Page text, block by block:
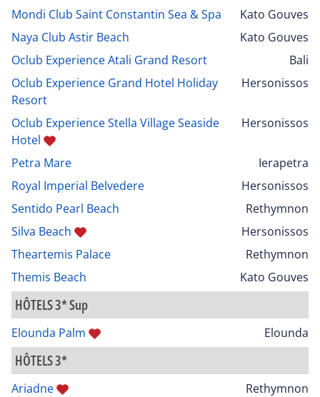
Mondi Club Saint Constantin Sea & Spa
Kato Gouves
Naya Club Astir Beach
Kato Gouves
Oclub Experience Atali Grand Resort
Bali
Oclub Experience Grand Hotel Holiday
Resort
Hersonissos
Oclub Experience Stella Village Seaside
Hotel
Hersonissos
Petra Mare
Ierapetra
Royal Imperial Belvedere
Hersonissos
Sentido Pearl Beach
Rethymnon
Silva Beach
Hersonissos
Theartemis Palace
Rethymnon
Themis Beach
Kato Gouves
HÔTELS 3* Sup
Elounda Palm Elounda
HÔTELS 3*
Ariadne
Rethymnon